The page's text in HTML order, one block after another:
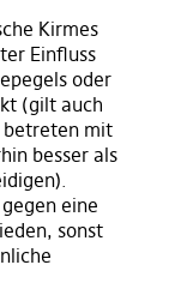
Kirmes
Einfluss
oder
(gilt auch
betreten mit
besser als
eine
sonst